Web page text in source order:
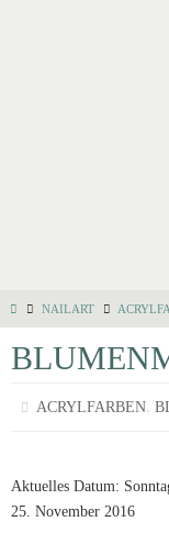
NAILART
ACRYLFARBEN,
Aktuelles Datum:
25. November 2016